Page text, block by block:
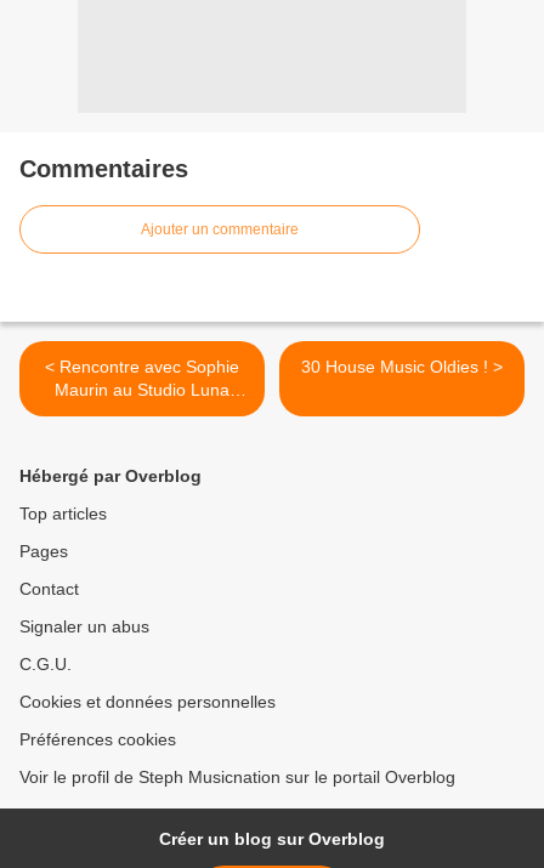
Commentaires
Ajouter un commentaire
< Rencontre avec Sophie
Maurin au Studio Luna
Rossa à l’occasion de la
30 House Music Oldies ! >
Hébergé par Overblog
Top articles
Pages
Contact
Signaler un abus
C.G.U.
Cookies et données personnelles
Préférences cookies
Voir le profil de Steph Musicnation sur le portail Overblog
Créer un blog sur Overblog